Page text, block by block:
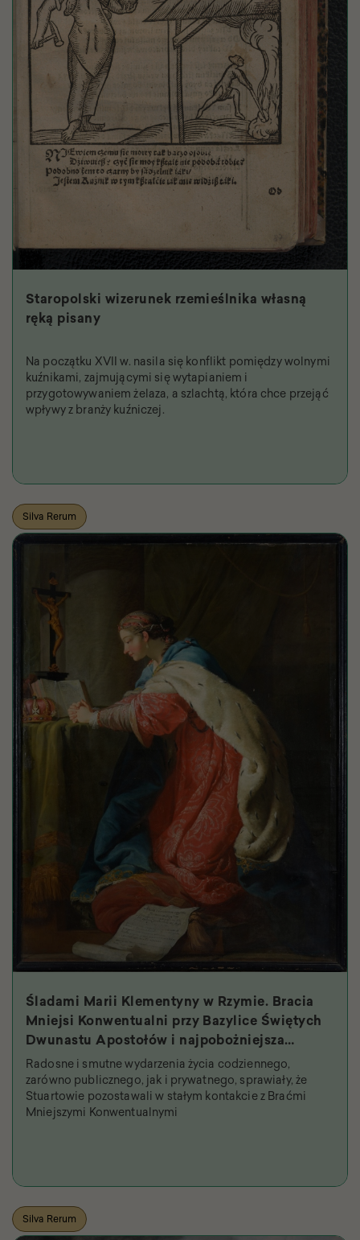
Staropolski wizerunek rzemieślnika własną
ręką pisany
Na początku XVII w. nasila się konflikt pomiędzy wolnymi
kuźnikami, zajmującymi się wytapianiem i
przygotowywaniem żelaza, a szlachtą, która chce przejąć
wpływy z branży kuźniczej.
Silva Rerum
Śladami Marii Klementyny w Rzymie. Bracia
Mniejsi Konwentualni przy Bazylice Świętych
Dwunastu Apostołów i najpobożniejsza
królowa
Radosne i smutne wydarzenia życia codziennego,
zarówno publicznego, jak i prywatnego, sprawiały, że
Stuartowie pozostawali w stałym kontakcie z Braćmi
Mniejszymi Konwentualnymi
Silva Rerum